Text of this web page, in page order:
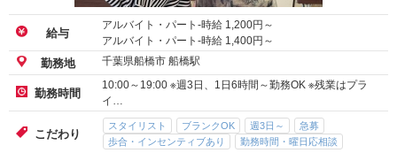
給与
アルバイト・パート-時給 1,200円～
アルバイト・パート-時給 1,400円～
勤務地 千葉県船橋市 船橋駅
勤務時間
10:00～19:00 ※週3日、1日6時間～勤務OK ※残業はプラ
イ…
こだわり
スタイリスト ブランクOK 週3日～
急募
歩合・インセンティブあり
勤務時間・曜日応相談